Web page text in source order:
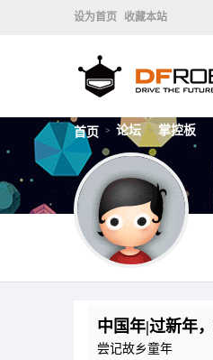
设为首页 收藏本站
首页 > 论坛 > 掌控板
中国年|过新年
尝记故乡童年